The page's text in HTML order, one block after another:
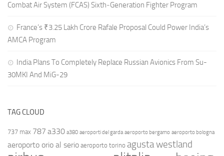
Combat Air System (FCAS) Sixth‑Generation Fighter Program
France’s ₹3.25 Lakh Crore Rafale Proposal Could Power India’s
AMCA Program
India Plans To Completely Replace Russian Avionics From Su-
30MKI And MiG-29
TAG CLOUD
737 max 787 a330 a380 aeroporti del garda aeroporto bergamo aeroporto bologna
aeroporto orio al serio aeroporto torino agusta westland